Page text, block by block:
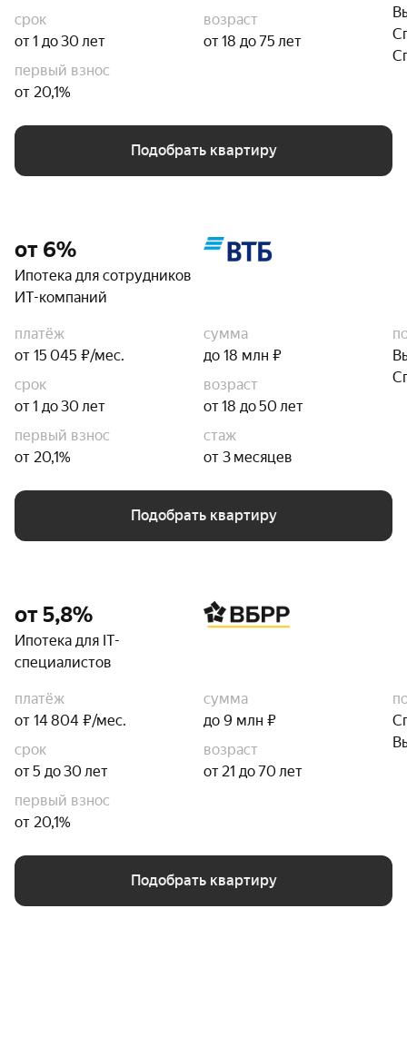
срок
от 1 до 30 лет
возраст
от 18 до 75 лет
первый взнос
от 20,1%
Подобрать квартиру
от 6%
Ипотека для сотрудников
ИТ-компаний
платёж
от 15 045 ₽/мес.
сумма
до 18 млн ₽
срок
от 1 до 30 лет
возраст
от 18 до 50 лет
первый взнос
от 20,1%
стаж
от 3 месяцев
Подобрать квартиру
от 5,8%
Ипотека для IT-
специалистов
платёж
от 14 804 ₽/мес.
сумма
до 9 млн ₽
срок
от 5 до 30 лет
возраст
от 21 до 70 лет
первый взнос
от 20,1%
Подобрать квартиру